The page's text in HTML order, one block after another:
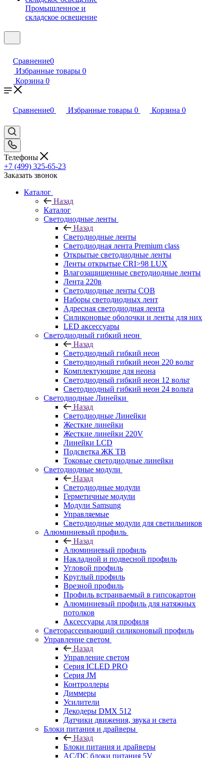
Промышленное и
складское освещение
Сравнение0
Избранные товары 0
Корзина 0
Сравнение0 Избранные товары 0 Корзина 0
Телефоны
+7 (499) 325-65-23
Заказать звонок
Каталог
Назад
Каталог
Светодиодные ленты
Назад
Светодиодные ленты
Светодиодная лента Premium class
Открытые светодиодные ленты
Ленты открытые CRI>98 LUX
Влагозащищенные светодиодные ленты
Лента 220в
Светодиодные ленты COB
Наборы светодиодных лент
Адресная светодиодная лента
Силиконовые оболочки и ленты для них
LED аксессуары
Светодиодный гибкий неон
Назад
Светодиодный гибкий неон
Светодиодный гибкий неон 220 вольт
Комплектующие для неона
Светодиодный гибкий неон 12 вольт
Светодиодный гибкий неон 24 вольта
Светодиодные Линейки
Назад
Светодиодные Линейки
Жесткие линейки
Жесткие линейки 220V
Линейки LCD
Подсветка ЖК ТВ
Токовые светодиодные линейки
Светодиодные модули
Назад
Светодиодные модули
Герметичные модули
Модули Samsung
Управляемые
Светодиодные модули для светильников
Алюминиевый профиль
Назад
Алюминиевый профиль
Накладной и подвесной профиль
Угловой профиль
Круглый профиль
Врезной профиль
Профиль встраиваемый в гипсокартон
Алюминиевый профиль для натяжных
потолков
Аксессуары для профиля
Светорассеивающий силиконовый профиль
Управление светом
Назад
Управление светом
Серия ICLED PRO
Серия JM
Контроллеры
Диммеры
Усилители
Декодеры DMX 512
Датчики движения, звука и света
Блоки питания и драйверы
Назад
Блоки питания и драйверы
AC/DC блоки питания 5V